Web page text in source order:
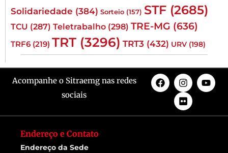
Solidariedade (384) Sorteio (157) STF (2685)
TCU (287) Teletrabalho (298) TRE-MG (636)
TRF6 (219) TRT (3296) TRT3 (432) URV (198)
Acompanhe o Sitraemg nas redes
sociais
Endereço e Contato
Endereço da Sede